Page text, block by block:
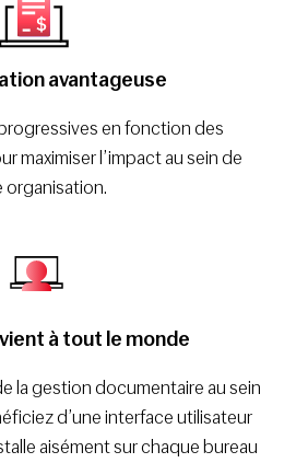
avantageuse
en fonction des
maximiser l’impact au sein de
organisation.
à tout le monde
la gestion documentaire au sein
d’une interface utilisateur
aisément sur chaque bureau